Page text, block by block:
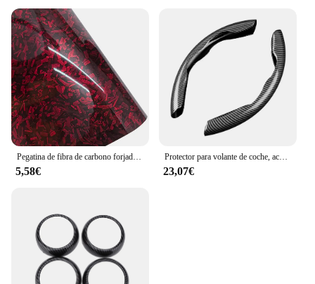
5,58€
Protector para volante de coche, accesorios interiores universales de fibra de carbono para automóvil
23,07€